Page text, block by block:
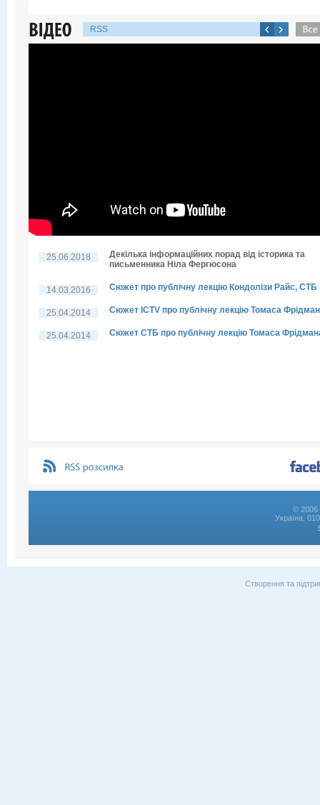
RSS
25.06.2018
Декілька інформаційних порад від історика та
письменника Ніла Фергюсона
14.03.2016 Сюжет про публічну лекцію Кондолізи Райс, СТБ
25.04.2014 Сюжет ICTV про публічну лекцію Томаса
25.04.2014 Сюжет СТБ про публічну лекцію Томаса
© 2006
Україна,
Створення та